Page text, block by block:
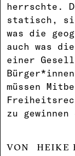
herrschte.
statisch,
was die
auch was
einer
müssen
zu
HEIKE